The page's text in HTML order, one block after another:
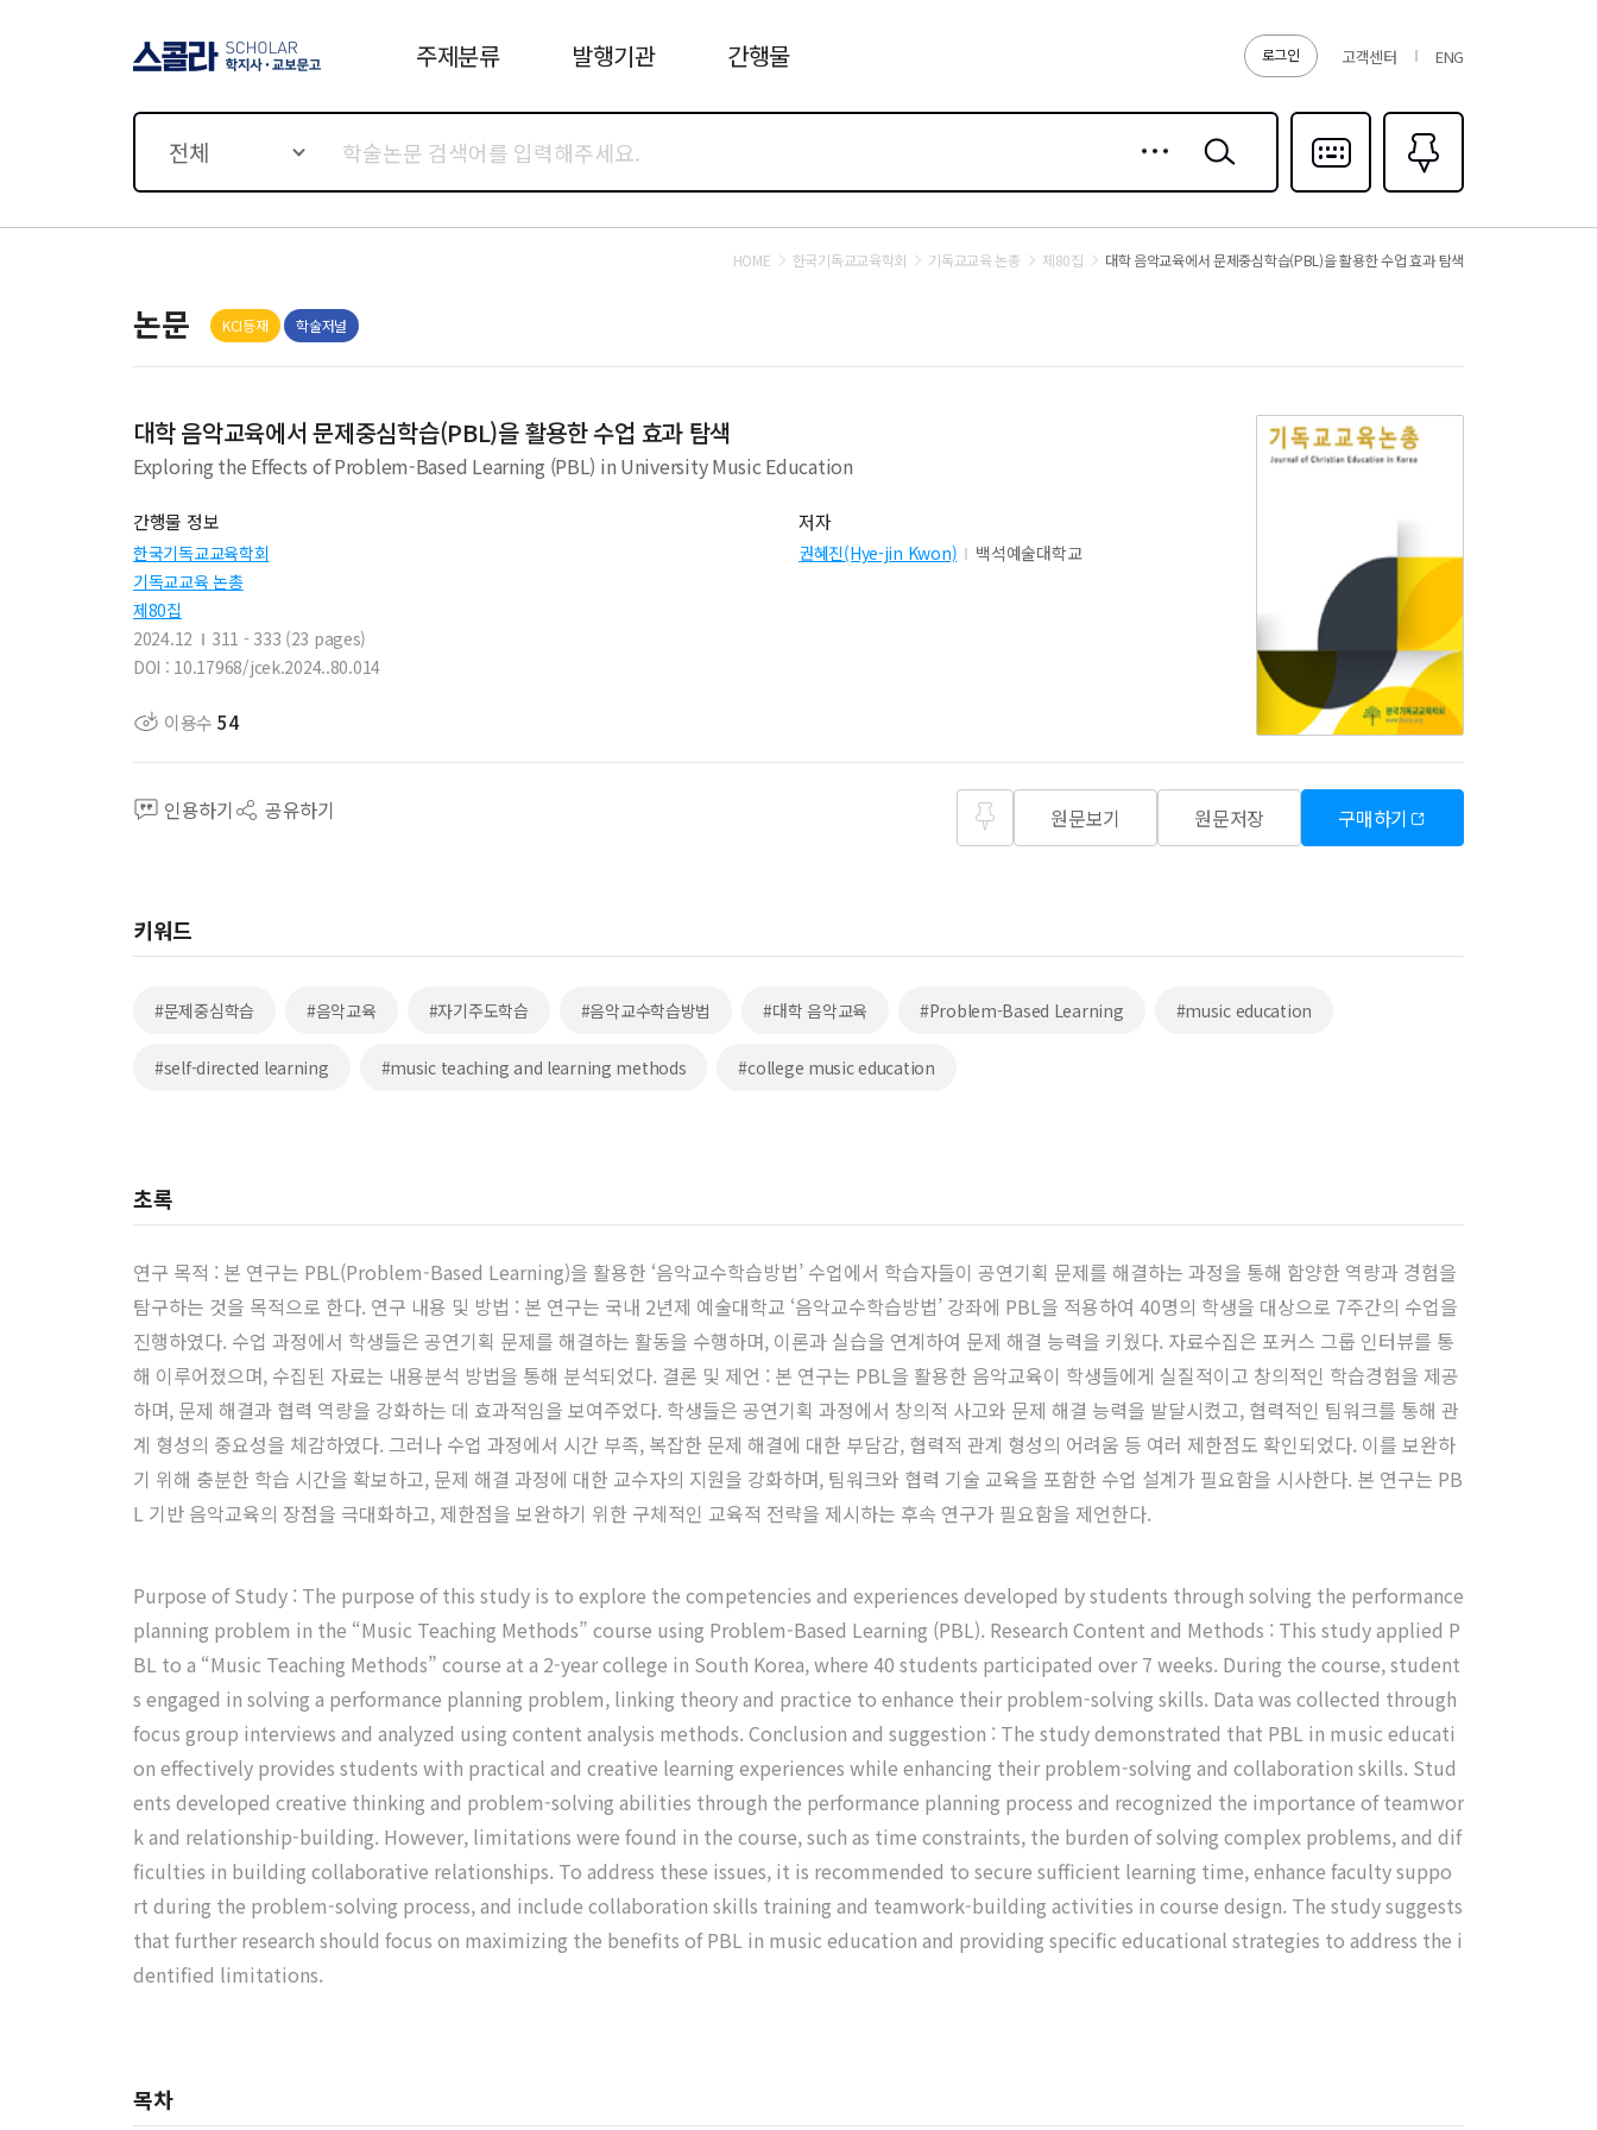
로그인 고객센터 ENG
주제분류 발행기관 간행물
전체
검색
다국어입력
즐겨찾기0
HOME 한국기독교교육학회 기독교교육 논총 제80집 대학 음악교육에서 문제중심학습(PBL)을 활용한 수업 효과 탐색
논문 KCI등재 학술저널
대학 음악교육에서 문제중심학습(PBL)을 활용한 수업 효과 탐색
Exploring the Effects of Problem-Based Learning (PBL) in University Music Education
간행물 정보
한국기독교교육학회
기독교교육 논총
제80집
2024.12
311 - 333 (23 pages)
DOI : 10.17968/jcek.2024..80.014
저자
권혜진(Hye-jin Kwon) 백석예술대학교
이용수 54
인용하기 공유하기 원문보기 원문저장 구매하기
키워드
#문제중심학습 #음악교육 #자기주도학습 #음악교수학습방법 #대학 음악교육 #Problem-Based Learning #music education
#self-directed learning #music teaching and learning methods #college music education
초록
연구 목적 : 본 연구는 PBL(Problem-Based Learning)을 활용한 ‘음악교수학습방법’ 수업에서 학습자들이 공연기획 문제를 해결하는 과정을 통해 함양한 역량과 경험을
탐구하는 것을 목적으로 한다. 연구 내용 및 방법 : 본 연구는 국내 2년제 예술대학교 ‘음악교수학습방법’ 강좌에 PBL을 적용하여 40명의 학생을 대상으로 7주간의 수업을
진행하였다. 수업 과정에서 학생들은 공연기획 문제를 해결하는 활동을 수행하며, 이론과 실습을 연계하여 문제 해결 능력을 키웠다. 자료수집은 포커스 그룹 인터뷰를 통
해 이루어졌으며, 수집된 자료는 내용분석 방법을 통해 분석되었다. 결론 및 제언 : 본 연구는 PBL을 활용한 음악교육이 학생들에게 실질적이고 창의적인 학습경험을 제공
하며, 문제 해결과 협력 역량을 강화하는 데 효과적임을 보여주었다. 학생들은 공연기획 과정에서 창의적 사고와 문제 해결 능력을 발달시켰고, 협력적인 팀워크를 통해 관
계 형성의 중요성을 체감하였다. 그러나 수업 과정에서 시간 부족, 복잡한 문제 해결에 대한 부담감, 협력적 관계 형성의 어려움 등 여러 제한점도 확인되었다. 이를 보완하
기 위해 충분한 학습 시간을 확보하고, 문제 해결 과정에 대한 교수자의 지원을 강화하며, 팀워크와 협력 기술 교육을 포함한 수업 설계가 필요함을 시사한다. 본 연구는 PB
L 기반 음악교육의 장점을 극대화하고, 제한점을 보완하기 위한 구체적인 교육적 전략을 제시하는 후속 연구가 필요함을 제언한다.
Purpose of Study : The purpose of this study is to explore the competencies and experiences developed by students through solving the performance
planning problem in the “Music Teaching Methods” course using Problem-Based Learning (PBL). Research Content and Methods : This study applied P
BL to a “Music Teaching Methods” course at a 2-year college in South Korea, where 40 students participated over 7 weeks. During the course, student
s engaged in solving a performance planning problem, linking theory and practice to enhance their problem-solving skills. Data was collected through
focus group interviews and analyzed using content analysis methods. Conclusion and suggestion : The study demonstrated that PBL in music educati
on effectively provides students with practical and creative learning experiences while enhancing their problem-solving and collaboration skills. Stud
ents developed creative thinking and problem-solving abilities through the performance planning process and recognized the importance of teamwor
k and relationship-building. However, limitations were found in the course, such as time constraints, the burden of solving complex problems, and dif
ficulties in building collaborative relationships. To address these issues, it is recommended to secure sufficient learning time, enhance faculty suppo
rt during the problem-solving process, and include collaboration skills training and teamwork-building activities in course design. The study suggests
that further research should focus on maximizing the benefits of PBL in music education and providing specific educational strategies to address the i
dentified limitations.
목차